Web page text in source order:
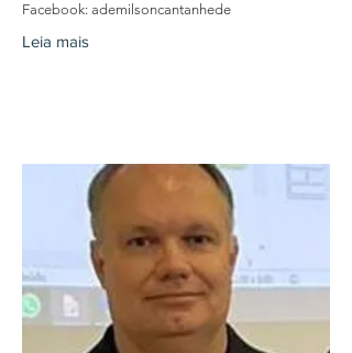
Facebook: ademilsoncantanhede
Leia mais